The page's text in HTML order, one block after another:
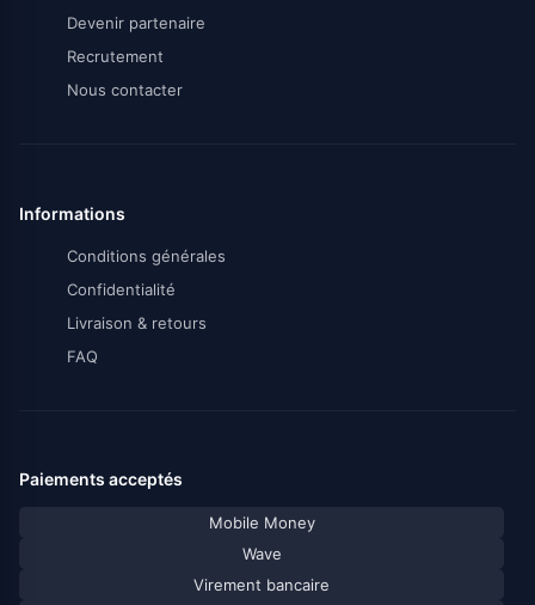
Devenir partenaire
Recrutement
Nous contacter
Informations
Conditions générales
Confidentialité
Livraison & retours
FAQ
Paiements acceptés
Mobile Money
Wave
Virement bancaire